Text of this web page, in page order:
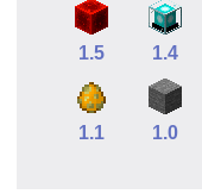
1.5 1.4
1.1 1.0